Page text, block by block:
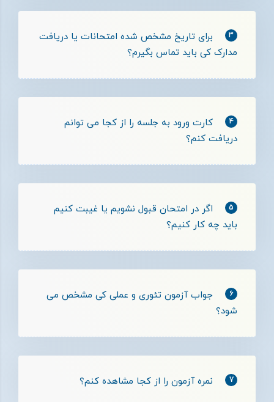
3
برای تاریخ مشخص شده امتحانات یا دریافت
مدارک کی باید تماس بگیرم؟
4
کارت ورود به جلسه را از کجا می توانم
دریافت کنم؟
5
اگر در امتحان قبول نشویم یا غیبت کنیم
باید چه کار کنیم؟
6
جواب آزمون تئوری و عملی کی مشخص می
شود؟
7 نمره آزمون را از کجا مشاهده کنم؟